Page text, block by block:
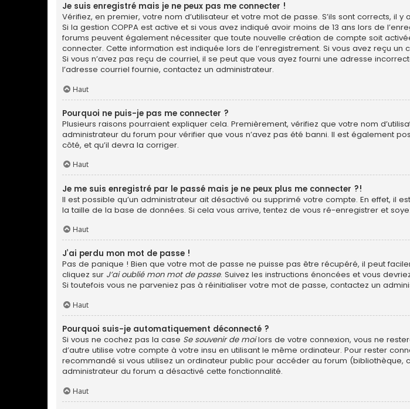
Je suis enregistré mais je ne peux pas me connecter !
Vérifiez, en premier, votre nom d’utilisateur et votre mot de passe. S’ils sont corrects, il y
Si la gestion COPPA est active et si vous avez indiqué avoir moins de 13 ans lors de
forums peuvent également nécessiter que toute nouvelle création de compte soit
connecter. Cette information est indiquée lors de l’enregistrement. Si vous avez reçu un
Si vous n’avez pas reçu de courriel, il se peut que vous ayez fourni une adresse
l’adresse courriel fournie, contactez un administrateur.
Haut
Pourquoi ne puis-je pas me connecter ?
Plusieurs raisons pourraient expliquer cela. Premièrement, vérifiez que votre nom
administrateur du forum pour vérifier que vous n’avez pas été banni. Il est également
côté, et qu’il devra la corriger.
Haut
Je me suis enregistré par le passé mais je ne peux plus me connecter ?!
Il est possible qu’un administrateur ait désactivé ou supprimé votre compte. En effet,
la taille de la base de données. Si cela vous arrive, tentez de vous ré-enregistrer et
Haut
J’ai perdu mon mot de passe !
Pas de panique ! Bien que votre mot de passe ne puisse pas être récupéré, il peut
cliquez sur J’ai oublié mon mot de passe. Suivez les instructions énoncées et vous
Si toutefois vous ne parveniez pas à réinitialiser votre mot de passe, contactez un
Haut
Pourquoi suis-je automatiquement déconnecté ?
Si vous ne cochez pas la case Se souvenir de moilors de votre connexion, vous ne
d’autre utilise votre compte à votre insu en utilisant le même ordinateur. Pour rester
recommandé si vous utilisez un ordinateur public pour accéder au forum (bibliothèque,
administrateur du forum a désactivé cette fonctionnalité.
Haut